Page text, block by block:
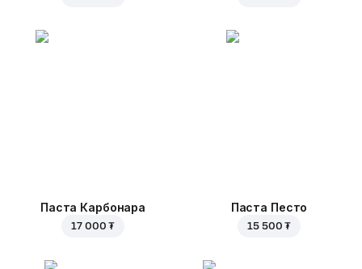
Паста Карбонара
17 000 ₮
Паста Песто
15 500 ₮